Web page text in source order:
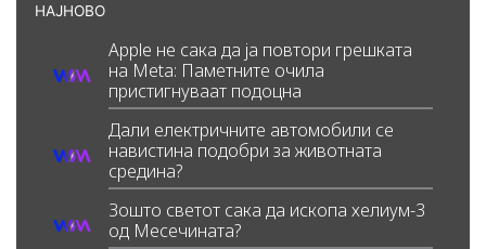
НАЈНОВО
Apple не сака да ја повтори грешката
на Meta: Паметните очила
пристигнуваат подоцна
Дали електричните автомобили се
навистина подобри за животната
средина?
Зошто светот сака да ископа хелиум-3
од Месечината?